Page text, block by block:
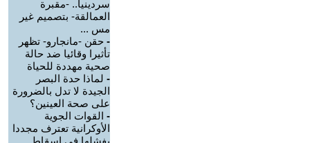
سردينيا.. -مقبرة
العمالقة- بتصميم غير
مس ...
- حقن -مانجارو- تظهر
تأثيرا وقائيا ضد حالة
صحية مهددة للحياة
- لماذا حدة البصر
الجيدة لا تدل بالضرورة
على صحة العينين؟
- القوات الجوية
الأوكرانية تعترف مجددا
بفشلها في إسقاط